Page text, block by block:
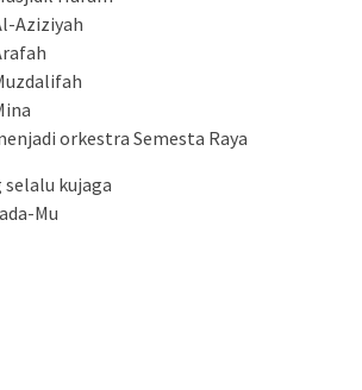
Aziziyah
orkestra Semesta Raya
kujaga
Mu